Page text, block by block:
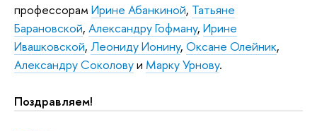
профессорам Ирине Абанкиной, Татьяне
Барановской, Александру Гофману, Ирине
Ивашковской, Леониду Ионину, Оксане Олейник,
Александру Соколовуи Марку Урнову.
Поздравляем!